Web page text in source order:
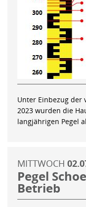
Unter Einbezug der
2023 wurden die
langjährigen Pegel
MITTWOCH
Pegel
Betrieb